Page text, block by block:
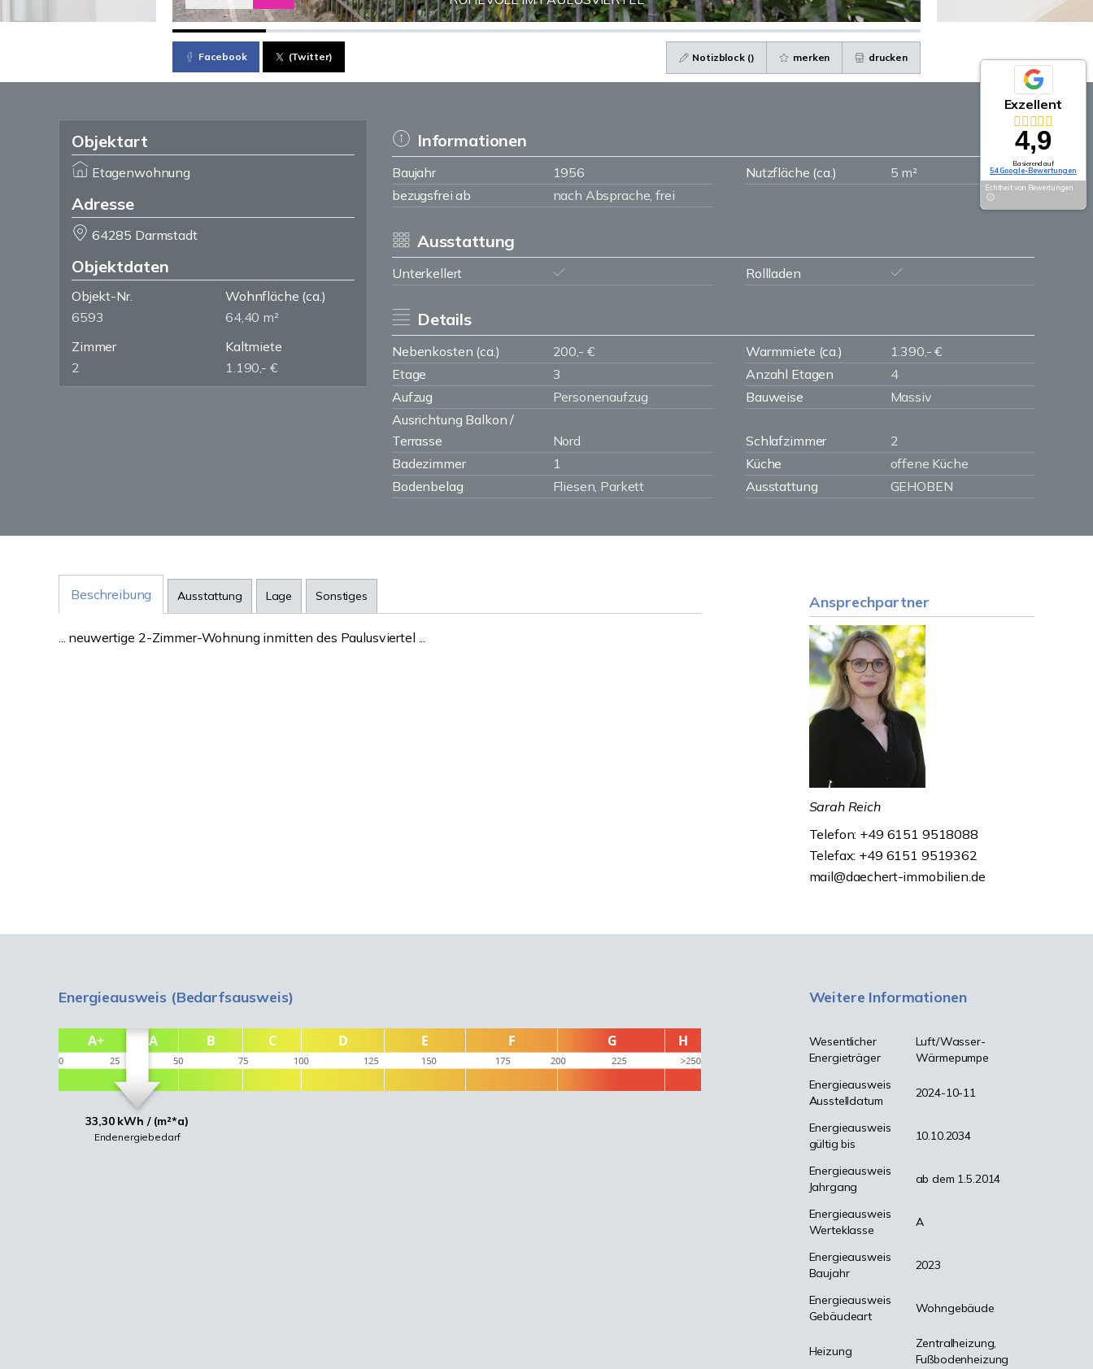
Facebook (Twitter) Notizblock () merken drucken
Objektart
Etagenwohnung
Adresse
64285 Darmstadt
Objektdaten
Objekt-Nr.
6593
Wohnfläche (ca.)
64,40 m²
Zimmer
2
Kaltmiete
1.190,- €
Informationen
Baujahr 1956 Nutzfläche (ca.)
5 m²
bezugsfrei ab
nach Absprache, frei
Ausstattung
Unterkellert Rollladen
Details
Nebenkosten (ca.) 200,- € Warmmiete (ca.)
1.390,- €
Etage
3 Anzahl Etagen
4
Aufzug
Personenaufzug Bauweise
Massiv
Ausrichtung Balkon /
Terrasse
Nord Schlafzimmer
2
Badezimmer
1 Küche
offene Küche
Bodenbelag
Fliesen, Parkett Ausstattung GEHOBEN
Beschreibung Ausstattung Lage Sonstiges
... neuwertige 2-Zimmer-Wohnung inmitten des Paulusviertel ...
Ansprechpartner
Sarah Reich
Telefon: +49 6151 9518088
Telefax: +49 6151 9519362
mail@daechert-immobilien.de
Energieausweis (Bedarfsausweis)
33,30 kWh / (m²*a)
Endenergiebedarf
Weitere Informationen
Wesentlicher
Energieträger
Luft/Wasser-
Wärmepumpe
Energieausweis
Ausstelldatum
2024-10-11
Energieausweis
gültig bis
10.10.2034
Energieausweis
Jahrgang
ab dem 1.5.2014
Energieausweis
Werteklasse
A
Energieausweis
Baujahr
2023
Energieausweis
Gebäudeart
Wohngebäude
Heizung
Zentralheizung,
Fußbodenheizung
Exzellent
4,9
Basierend auf
54 Google-Bewertungen
Echtheit von Bewertungen